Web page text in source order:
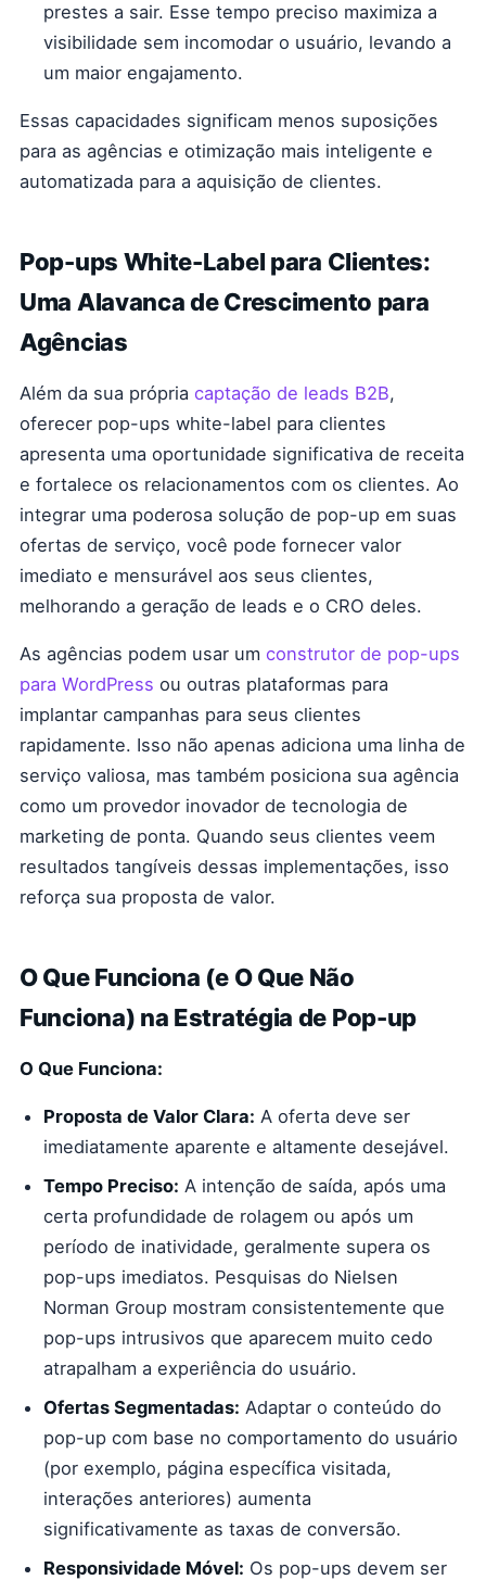
prestes a sair. Esse tempo preciso maximiza a
visibilidade sem incomodar o usuário, levando a
um maior engajamento.
Essas capacidades significam menos suposições
para as agências e otimização mais inteligente e
automatizada para a aquisição de clientes.
Pop-ups White-Label para Clientes:
Uma Alavanca de Crescimento para
Agências
Além da sua própria captação de leads B2B,
oferecer pop-ups white-label para clientes
apresenta uma oportunidade significativa de receita
e fortalece os relacionamentos com os clientes. Ao
integrar uma poderosa solução de pop-up em suas
ofertas de serviço, você pode fornecer valor
imediato e mensurável aos seus clientes,
melhorando a geração de leads e o CRO deles.
As agências podem usar um construtor de pop-ups
para WordPress ou outras plataformas para
implantar campanhas para seus clientes
rapidamente. Isso não apenas adiciona uma linha de
serviço valiosa, mas também posiciona sua agência
como um provedor inovador de tecnologia de
marketing de ponta. Quando seus clientes veem
resultados tangíveis dessas implementações, isso
reforça sua proposta de valor.
O Que Funciona (e O Que Não
Funciona) na Estratégia de Pop-up
O Que Funciona:
Proposta de Valor Clara: A oferta deve ser
imediatamente aparente e altamente desejável.
Tempo Preciso: A intenção de saída, após uma
certa profundidade de rolagem ou após um
período de inatividade, geralmente supera os
pop-ups imediatos. Pesquisas do Nielsen
Norman Group mostram consistentemente que
pop-ups intrusivos que aparecem muito cedo
atrapalham a experiência do usuário.
Ofertas Segmentadas: Adaptar o conteúdo do
pop-up com base no comportamento do usuário
(por exemplo, página específica visitada,
interações anteriores) aumenta
significativamente as taxas de conversão.
Responsividade Móvel: Os pop-ups devem ser